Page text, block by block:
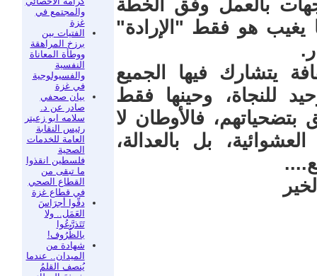
والمجتمع في
غزة
الفتيات بين
برزخ المراهقة
ووطأة المعاناة
النفسية
والفسيولوجية
في غزة
بيان صحفي
صادر عن د.
سلامه ابو زعيتر
رئيس النقابة
العامة للخدمات
الصحية
فلسطين انقذوا
ما تبقى من
القطاع الصحي
في قطاع غزة
دقّوا أجرَاسَ
العَمَل.. ولا
تَتَذرَّعُوا
بالظُّرُوف!
شهادة من
الميدان.. عندما
يُنصف القلمُ
بالعمل وفق الخطة
يغيب هو فقط "الإرادة"
يتشارك فيها الجميع
للنجاة، وحينها فقط
فالأوطان لا
بل بالعدالة،